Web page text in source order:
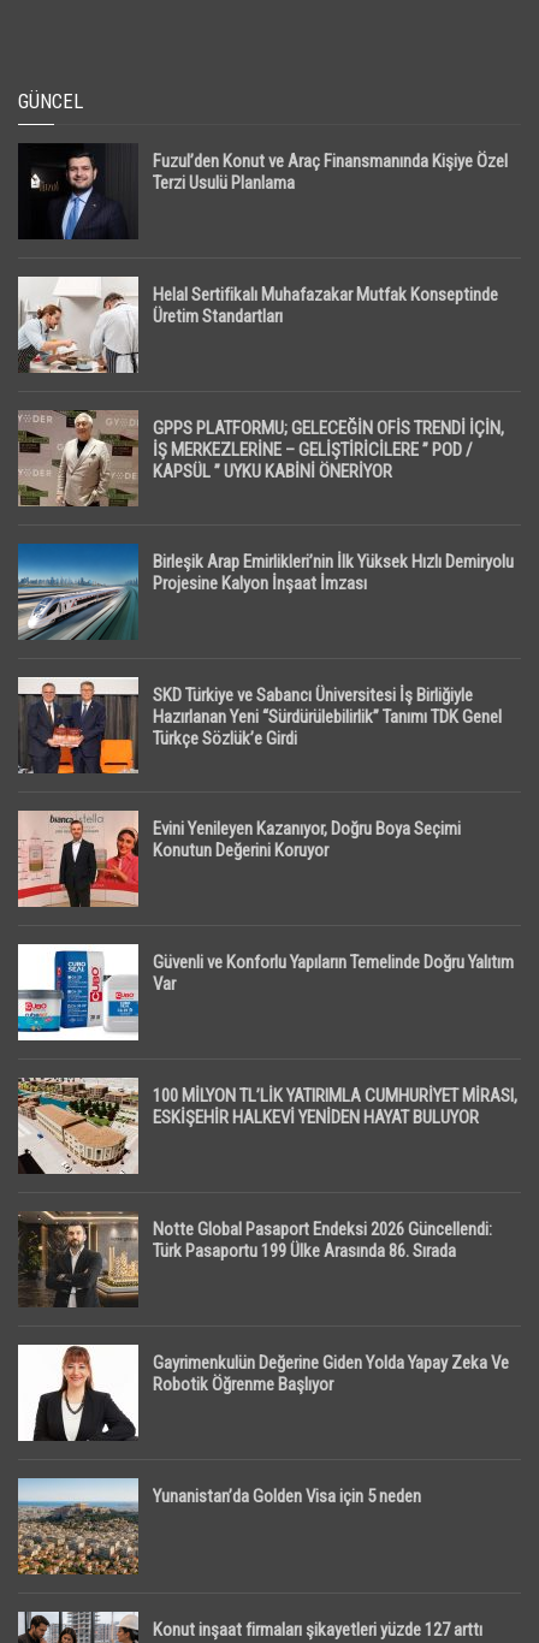
GÜNCEL
Fuzul’den Konut ve Araç Finansmanında Kişiye Özel
Terzi Usulü Planlama
Helal Sertifikalı Muhafazakar Mutfak Konseptinde
Üretim Standartları
GPPS PLATFORMU; GELECEĞİN OFİS TRENDİ İÇİN,
İŞ MERKEZLERİNE – GELİŞTİRİCİLERE ” POD /
KAPSÜL ” UYKU KABİNİ ÖNERİYOR
Birleşik Arap Emirlikleri’nin İlk Yüksek Hızlı Demiryolu
Projesine Kalyon İnşaat İmzası
SKD Türkiye ve Sabancı Üniversitesi İş Birliğiyle
Hazırlanan Yeni “Sürdürülebilirlik” Tanımı TDK Genel
Türkçe Sözlük’e Girdi
Evini Yenileyen Kazanıyor, Doğru Boya Seçimi
Konutun Değerini Koruyor
Güvenli ve Konforlu Yapıların Temelinde Doğru Yalıtım
Var
100 MİLYON TL’LİK YATIRIMLA CUMHURİYET MİRASI,
ESKİŞEHİR HALKEVİ YENİDEN HAYAT BULUYOR
Notte Global Pasaport Endeksi 2026 Güncellendi:
Türk Pasaportu 199 Ülke Arasında 86. Sırada
Gayrimenkulün Değerine Giden Yolda Yapay Zeka Ve
Robotik Öğrenme Başlıyor
Yunanistan’da Golden Visa için 5 neden
Konut inşaat firmaları şikayetleri yüzde 127 arttı